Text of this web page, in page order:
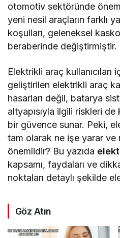
otomotiv sektöründe
yeni nesil araçların farklı
koşulları, geleneksel kasko
beraberinde değiştirmiştir.
Elektrikli araç kullanıcıları
geliştirilen elektrikli araç
hasarları değil, batarya
altyapısıyla ilgili riskleri
bir güvence sunar. Peki,
tam olarak ne işe yarar ve
önemlidir? Bu yazıda
kapsamı, faydaları ve
noktaları detaylı şekilde
Göz Atın